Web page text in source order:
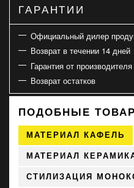
ГАРАНТИИ
Официальный дилер
Возврат в течении 14 дней
Гарантия от производителя
Возврат остатков
ПОДОБНЫЕ
МАТЕРИАЛ КАФЕЛЬ
МАТЕРИАЛ
СТИЛИЗАЦИЯ